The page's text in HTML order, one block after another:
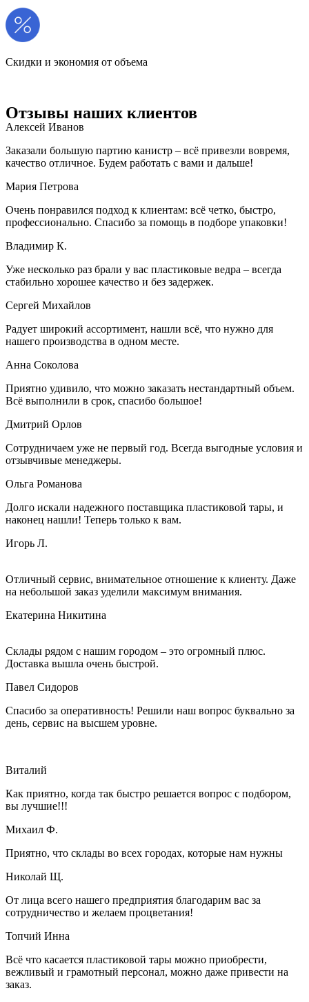
Скидки и экономия от объема
Отзывы наших клиентов
Алексей Иванов
Заказали большую партию канистр – всё привезли вовремя,
качество отличное. Будем работать с вами и дальше!
Мария Петрова
Очень понравился подход к клиентам: всё четко, быстро,
профессионально. Спасибо за помощь в подборе упаковки!
Владимир К.
Уже несколько раз брали у вас пластиковые ведра – всегда
стабильно хорошее качество и без задержек.
Сергей Михайлов
Радует широкий ассортимент, нашли всё, что нужно для
нашего производства в одном месте.
Анна Соколова
Приятно удивило, что можно заказать нестандартный объем.
Всё выполнили в срок, спасибо большое!
Дмитрий Орлов
Сотрудничаем уже не первый год. Всегда выгодные условия и
отзывчивые менеджеры.
Ольга Романова
Долго искали надежного поставщика пластиковой тары, и
наконец нашли! Теперь только к вам.
Игорь Л.
Отличный сервис, внимательное отношение к клиенту. Даже
на небольшой заказ уделили максимум внимания.
Екатерина Никитина
Склады рядом с нашим городом – это огромный плюс.
Доставка вышла очень быстрой.
Павел Сидоров
Спасибо за оперативность! Решили наш вопрос буквально за
день, сервис на высшем уровне.
Виталий
Как приятно, когда так быстро решается вопрос с подбором,
вы лучшие!!!
Михаил Ф.
Приятно, что склады во всех городах, которые нам нужны
Николай Щ.
От лица всего нашего предприятия благодарим вас за
сотрудничество и желаем процветания!
Топчий Инна
Всё что касается пластиковой тары можно приобрести,
вежливый и грамотный персонал, можно даже привести на
заказ.